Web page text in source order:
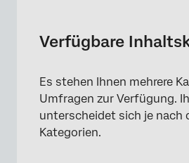
Verfügbare
Es stehen Ihnen mehrere
Umfragen zur Verfügung.
unterscheidet sich je nach
Kategorien.